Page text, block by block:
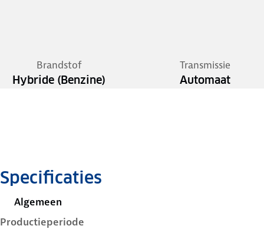
Brandstof
Hybride (Benzine)
Transmissie
Automaat
Specificaties
Algemeen
Productieperiode